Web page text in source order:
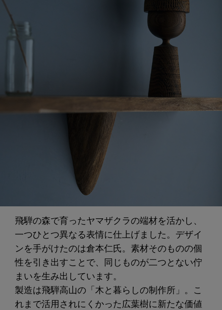
飛騨の森で育ったヤマザクラの端材を活かし、
一つひとつ異なる表情に仕上げました。デザイ
ンを手がけたのは倉本仁氏。素材そのものの個
性を引き出すことで、同じものが二つとない佇
まいを生み出しています。
製造は飛騨高山の「木と暮らしの制作所」。こ
れまで活用されにくかった広葉樹に新たな価値